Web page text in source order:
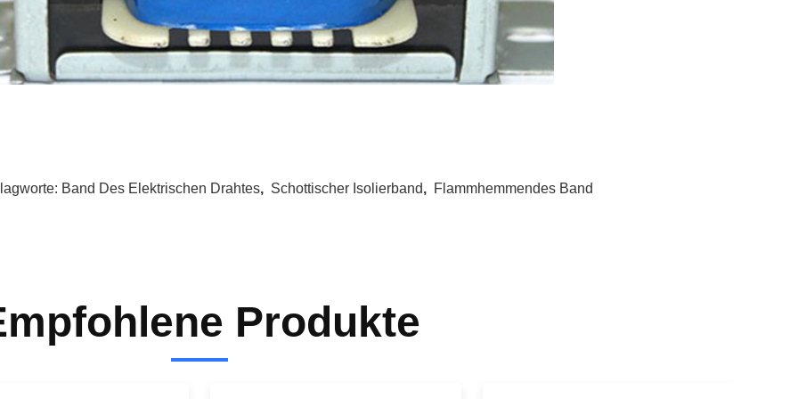
Band Des Elektrischen Drahtes, Schottischer Isolierband, Flammhemmendes Band
Produkte